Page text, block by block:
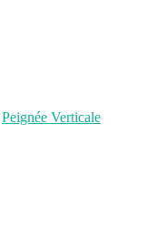
Peignée Verticale